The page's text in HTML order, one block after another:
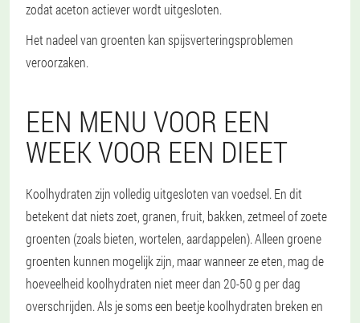
zodat aceton actiever wordt uitgesloten.
Het nadeel van groenten kan spijsverteringsproblemen
veroorzaken.
EEN MENU VOOR EEN
WEEK VOOR EEN DIEET
Koolhydraten zijn volledig uitgesloten van voedsel. En dit
betekent dat niets zoet, granen, fruit, bakken, zetmeel of zoete
groenten (zoals bieten, wortelen, aardappelen). Alleen groene
groenten kunnen mogelijk zijn, maar wanneer ze eten, mag de
hoeveelheid koolhydraten niet meer dan 20-50 g per dag
overschrijden. Als je soms een beetje koolhydraten breken en